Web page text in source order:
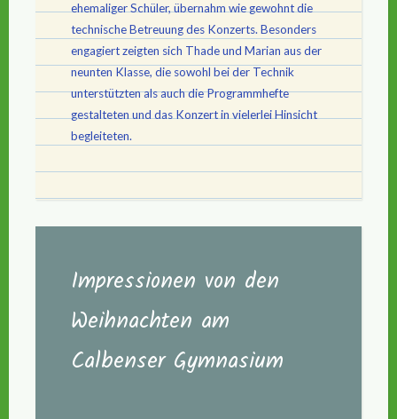
ehemaliger Schüler, übernahm wie gewohnt die
technische Betreuung des Konzerts. Besonders
engagiert zeigten sich Thade und Marian aus der
neunten Klasse, die sowohl bei der Technik
unterstützten als auch die Programmhefte
gestalteten und das Konzert in vielerlei Hinsicht
begleiteten.
Impressionen von den
Weihnachten am
Calbenser Gymnasium